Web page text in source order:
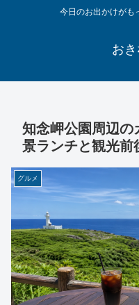
今日のお出かけがも
お
知念岬公園周辺の
景ランチと観光前
グルメ